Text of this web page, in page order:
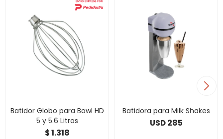
Batidor Globo para Bowl HD
5 y 5.6 Litros
$1.318
Batidora para Milk Shakes
USD 285